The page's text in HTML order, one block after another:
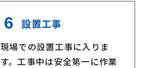
設置工事
現場での設置工事に入りま
す。工事中は安全第一に作業